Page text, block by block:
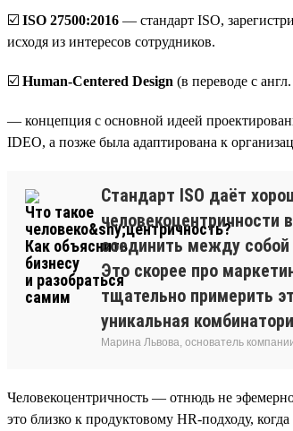
☑️ ISO 27500:2016 — стандарт ISO,
исходя из интересов сотрудников.
☑️ Human-Centered Design (в переводе с
— концепция с основной идеей
IDEO, а позже была адаптирована к
Стандарт ISO даёт
человекоцентричности
соединить между
Это скорее про
тщательно примерить
уникальная
Марина Львова, основатель
Человекоцентричность — отнюдь не
это близко к продуктовому HR-подходу,